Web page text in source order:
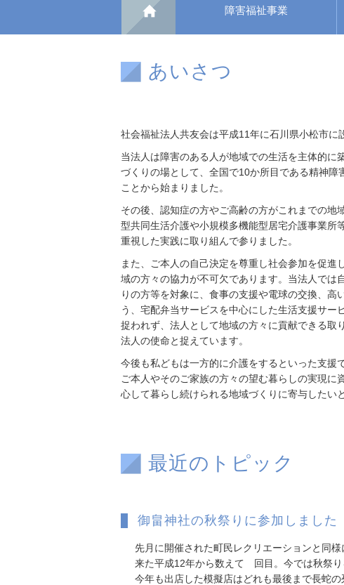
障害福祉事業
あいさつ
社会福祉法人共友会は平成11年に石川県小松市に
当法人は障害のある人が地域での生活を主体的に
づくりの場として、全国で10か所目である精神
ことから始まりました。
その後、認知症の方やご高齢の方がこれまでの
型共同生活介護や小規模多機能型居宅介護事業所
重視した実践に取り組んで参りました。
また、ご本人の自己決定を尊重し社会参加を促
域の方々の協力が不可欠であります。当法人では
りの方等を対象に、食事の支援や電球の交換、
う、宅配弁当サービスを中心にした生活支援サー
捉われず、法人として地域の方々に貢献できる取
法人の使命と捉えています。
今後も私どもは一方的に介護をするといった支援
ご本人やそのご家族の方々の望む暮らしの実現
心して暮らし続けられる地域づくりに寄与したい
最近のトピック
御畠神社の秋祭りに参加しました
先月に開催された町民レクリエーションと同
来た平成12年から数えて 回目。今では秋祭り
今年も出店した模擬店はどれも最後まで長蛇